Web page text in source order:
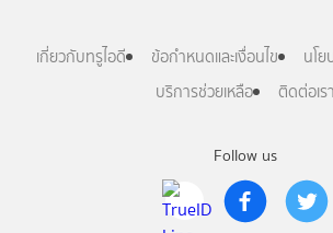
Follow us
เกี่ยวกับทรูไอดี ข้อกำหนดและเงื่อนไข
นโ
บริการช่วยเหลือ
ติดต่อเรา